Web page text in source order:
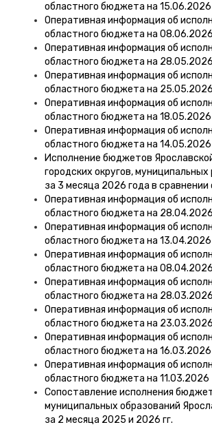
областного бюджета на 15.06.2026
Оперативная информация об
областного бюджета на 08.06.2026
Оперативная информация об
областного бюджета на 28.05.2026
Оперативная информация об
областного бюджета на 25.05.2026
Оперативная информация об
областного бюджета на 18.05.2026
Оперативная информация об
областного бюджета на 14.05.2026
Исполнение бюджетов
городских округов, муниципальных
за 3 месяца 2026 года в сравнении
Оперативная информация об
областного бюджета на 28.04.2026
Оперативная информация об
областного бюджета на 13.04.2026
Оперативная информация об
областного бюджета на 08.04.2026
Оперативная информация об
областного бюджета на 28.03.2026
Оперативная информация об
областного бюджета на 23.03.2026
Оперативная информация об
областного бюджета на 16.03.2026
Оперативная информация об
областного бюджета на 11.03.2026
Сопоставление исполнения
муниципальных образований
за 2 месяца 2025 и 2026 гг.